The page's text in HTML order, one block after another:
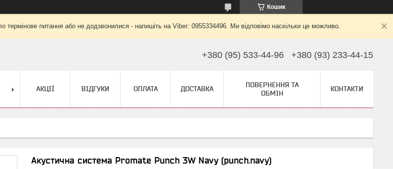
Кошик
питання або не додзвонилися - напишіть на Viber: 0955334496. Ми відповімо наскільки це можливо.
+380 (95) 533-44-96 +380 (93) 233-44-15
АКЦІЇ ВІДГУКИ ОПЛАТА ДОСТАВКА
ПОВЕРНЕННЯ ТА
ОБМІН
КОНТАКТИ
Акустична система Promate Punch 3W Navy (punch.navy)